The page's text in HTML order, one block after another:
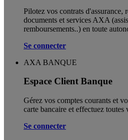
Pilotez vos contrats d'assurance,
documents et services AXA
remboursements..) en toute
Se connecter
AXA BANQUE
Espace Client Banque
Gérez vos comptes courants et
carte bancaire et effectuez toutes
Se connecter